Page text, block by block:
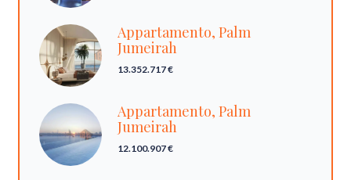
Appartamento, Palm
Jumeirah
13.352.717 €
Appartamento, Palm
Jumeirah
12.100.907 €